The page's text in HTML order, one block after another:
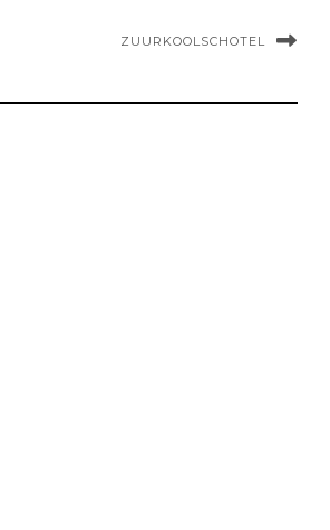
ZUURKOOLSCHOTEL